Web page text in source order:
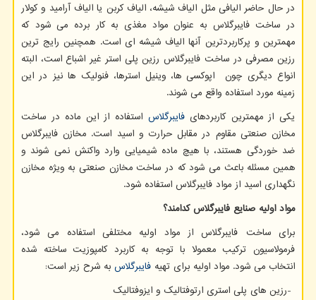
در حال حاضر الیافی مثل الیاف شیشه، الیاف کربن یا الیاف آرامید و کولار
در ساخت فایبرگلاس به عنوان مواد مغذی به کار برده می شود که
مهمترین و پرکاربردترین آنها الیاف شیشه ای است. همچنین رایج ترین
رزین مصرفی در ساخت فایبرگلاس رزین پلی استر غیر اشباع است، البته
انواع دیگری چون اپوکسی ها، وینیل استرها، فنولیک ها نیز در این
زمینه مورد استفاده واقع می شوند.
یکی از مهمترین کاربردهایفایبرگلاس استفاده از این ماده در ساخت
مخازن صنعتی مقاوم در مقابل حرارت و اسید است. مخازن فایبرگلاس
ضد خوردگی هستند، با هیچ ماده شیمیایی وارد واکنش نمی شوند و
همین مسئله باعث می شود که در ساخت مخازن صنعتی به ویژه مخازن
نگهداری اسید از مواد فایبرگلاس استفاده شود.
مواد اولیه صنایع فایبرگلاس کدامند؟
برای ساخت فایبرگلاس از مواد اولیه مختلفی استفاده می شود،
فرمولاسیون ترکیب معمولا با توجه به کاربرد کامپوزیت ساخته شده
انتخاب می شود. مواد اولیه برای تهیه فایبرگلاس به شرح زیر است:
-رزین های پلی ‏استری ارتوفتالیک و ایزوفتالیک